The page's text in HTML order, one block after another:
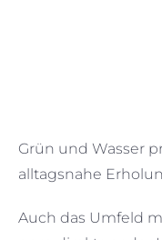
Grün und Wasser
alltagsnahe
Auch das Umfeld